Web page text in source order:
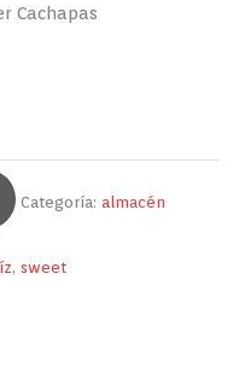
Cachapas
Categoría:almacén
,sweet